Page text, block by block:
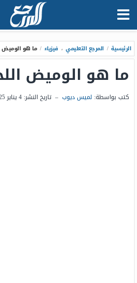
الرئيسية / المرجع التعليمي ، فيزياء / ما هو الوميض
ما هو الوميض
كتب بواسطة: لميس ديوب – تاريخ النشر: 4 يناير 2025 - 11:30م